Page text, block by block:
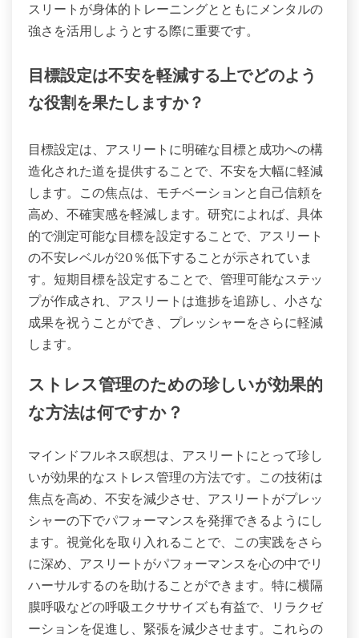
スリートが身体的トレーニングとともにメンタルの
強さを活用しようとする際に重要です。
目標設定は不安を軽減する上でどのよう
な役割を果たしますか？
目標設定は、アスリートに明確な目標と成功への構
造化された道を提供することで、不安を大幅に軽減
します。この焦点は、モチベーションと自己信頼を
高め、不確実感を軽減します。研究によれば、具体
的で測定可能な目標を設定することで、アスリート
の不安レベルが20％低下することが示されていま
す。短期目標を設定することで、管理可能なステッ
プが作成され、アスリートは進捗を追跡し、小さな
成果を祝うことができ、プレッシャーをさらに軽減
します。
ストレス管理のための珍しいが効果的
な方法は何ですか？
マインドフルネス瞑想は、アスリートにとって珍し
いが効果的なストレス管理の方法です。この技術は
焦点を高め、不安を減少させ、アスリートがプレッ
シャーの下でパフォーマンスを発揮できるようにし
ます。視覚化を取り入れることで、この実践をさら
に深め、アスリートがパフォーマンスを心の中でリ
ハーサルするのを助けることができます。特に横隔
膜呼吸などの呼吸エクササイズも有益で、リラクゼ
ーションを促進し、緊張を減少させます。これらの